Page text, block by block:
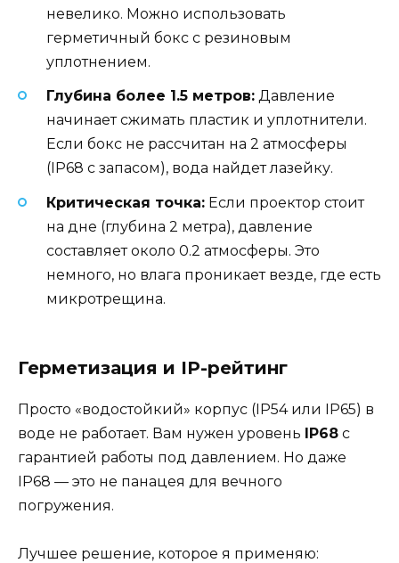
невелико. Можно использовать
герметичный бокс с резиновым
уплотнением.
Глубина более 1.5 метров: Давление
начинает сжимать пластик и уплотнители.
Если бокс не рассчитан на 2 атмосферы
(IP68 с запасом), вода найдет лазейку.
Критическая точка: Если проектор стоит
на дне (глубина 2 метра), давление
составляет около 0.2 атмосферы. Это
немного, но влага проникает везде, где есть
микротрещина.
Герметизация и IP-рейтинг
Просто «водостойкий» корпус (IP54 или IP65) в
воде не работает. Вам нужен уровень IP68 с
гарантией работы под давлением. Но даже
IP68 — это не панацея для вечного
погружения.
Лучшее решение, которое я применяю: